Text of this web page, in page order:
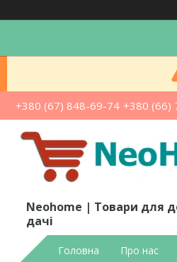
+380 (67) 848-69-74 +380 (66)
Neohome | Товари для
дачі
Головна Про нас